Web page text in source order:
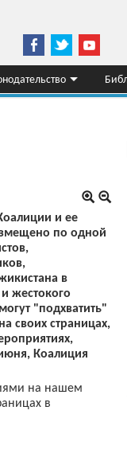
и ее
по одной
в
жестокого
"подхватить"
своих страницах,
Коалиция
на нашем
в